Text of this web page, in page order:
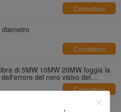
Contattaci
Contattaci
di 5MW 10MW 20MW foggia la
del nero visivo del
Contattaci
di camminata dell'odometro